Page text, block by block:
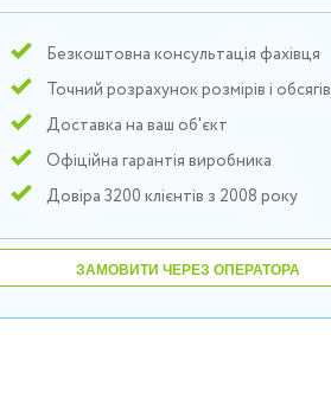
Безкоштовна консультація фахівця
Точний розрахунок розмірів і обсягів
Доставка на ваш об'єкт
Офіційна гарантія виробника
Довіра 3200 клієнтів з 2008 року
ЗАМОВИТИ ЧЕРЕЗ ОПЕРАТОРА